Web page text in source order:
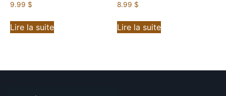
9.99 $
Lire la suite
8.99 $
Lire la suite